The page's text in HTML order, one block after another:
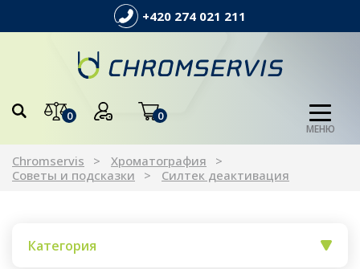
+420 274 021 211
0 0
МЕНЮ
Chromservis
Xроматография
Советы и подсказки
Силтек деактивация
Категория